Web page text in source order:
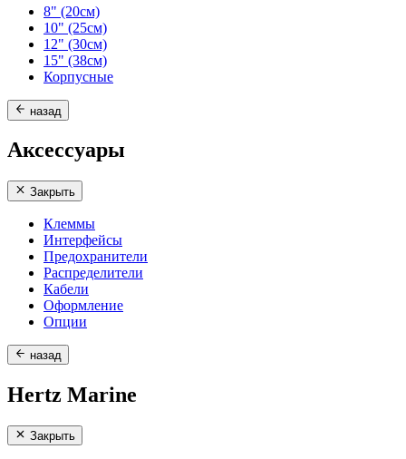
8" (20см)
10" (25см)
12" (30см)
15" (38см)
Корпусные
назад
Аксессуары
Закрыть
Клеммы
Интерфейсы
Предохранители
Распределители
Кабели
Оформление
Опции
назад
Hertz Marine
Закрыть